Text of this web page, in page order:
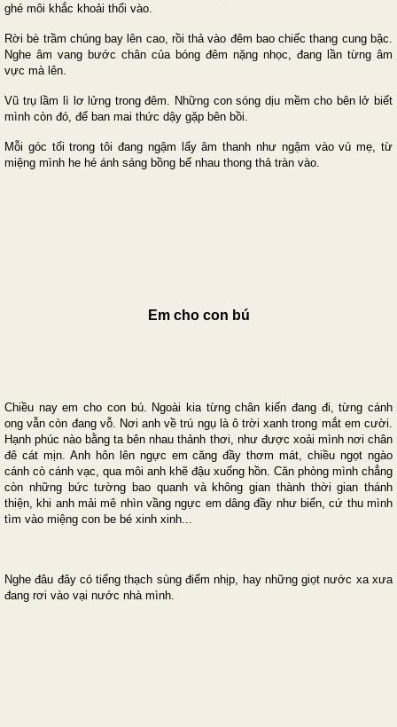
ghé môi khắc khoải thổi vào.
Rời bè trầm chúng bay lên cao, rồi thả vào đêm bao chiếc thang cung bậc.
Nghe âm vang bước chân của bóng đêm nặng nhọc, đang lần từng âm
vực mà lên.
Vũ trụ lầm lì lơ lửng trong đêm. Những con sóng dịu mềm cho bên lở biết
mình còn đó, để ban mai thức dậy gặp bên bồi.
Mỗi góc tối trong tôi đang ngậm lấy âm thanh như ngậm vào vú mẹ, từ
miệng mình he hé ánh sáng bồng bế nhau thong thả tràn vào.
Em cho con bú
Chiều nay em cho con bú. Ngoài kia từng chân kiến đang đi, từng cánh
ong vẫn còn đang vỗ. Nơi anh về trú ngụ là ô trời xanh trong mắt em cười.
Hạnh phúc nào bằng ta bên nhau thảnh thơi, như được xoải mình nơi chân
đê cát mịn. Anh hôn lên ngực em căng đầy thơm mát, chiều ngọt ngào
cánh cò cánh vạc, qua môi anh khẽ đậu xuống hồn. Căn phòng mình chẳng
còn những bức tường bao quanh và không gian thành thời gian thánh
thiện, khi anh mải mê nhìn vầng ngực em dâng đầy như biển, cứ thu mình
tìm vào miệng con be bé xinh xinh...
Nghe đâu đây có tiếng thạch sùng điểm nhịp, hay những giọt nước xa xưa
đang rơi vào vại nước nhà mình.